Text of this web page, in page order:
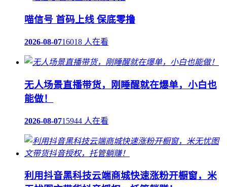
喵信号 首码上线 保底零撸
2026-08-0716018 人在看
无人场景直播带货，刚睡醒就在爆单，小白也
能做！
2026-08-0715944 人在看
利用抖音黑科技云端商城快速涨粉开橱窗，米